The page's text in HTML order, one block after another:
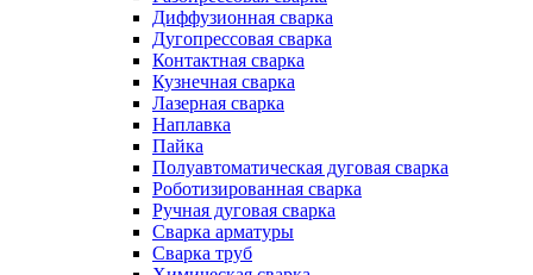
Диффузионная сварка
Дугопрессовая сварка
Контактная сварка
Кузнечная сварка
Лазерная сварка
Наплавка
Пайка
Полуавтоматическая дуговая сварка
Роботизированная сварка
Ручная дуговая сварка
Сварка арматуры
Сварка труб